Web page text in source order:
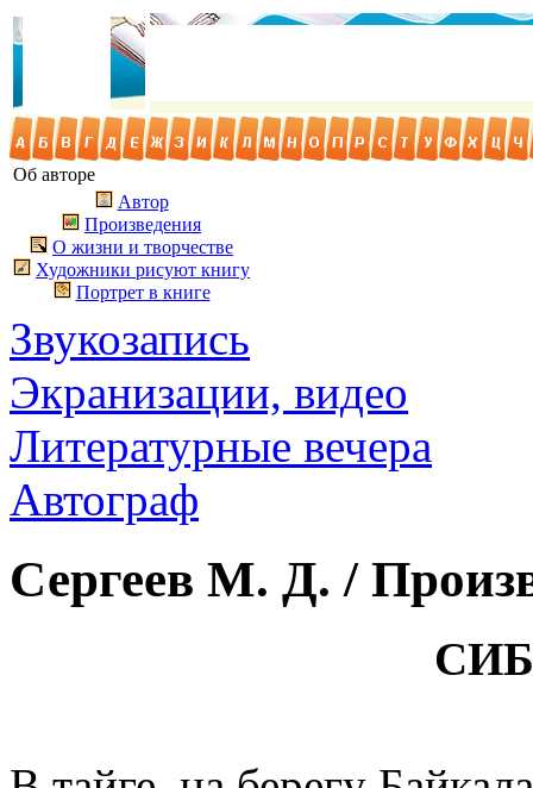
Об авторе
Автор
Произведения
О жизни и творчестве
Художники рисуют книгу
Портрет в книге
Звукозапись
Экранизации, видео
Литературные вечера
Автограф
Сергеев М. Д. /